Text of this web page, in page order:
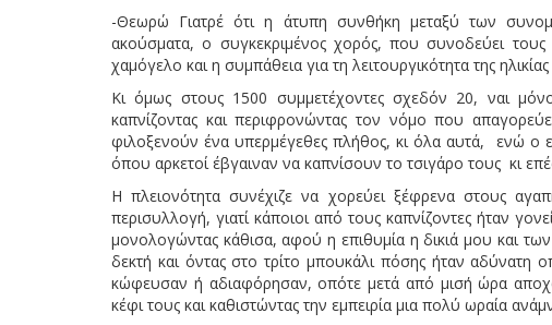
-Θεωρώ Γιατρέ ότι η άτυπη συνθήκη μεταξύ των
ακούσματα, ο συγκεκριμένος χορός, που συνοδεύει
χαμόγελο και η συμπάθεια για τη λειτουργικότητα της
Κι όμως στους 1500 συμμετέχοντες σχεδόν 20, ναι
καπνίζοντας και περιφρονώντας τον νόμο που
φιλοξενούν ένα υπερμέγεθες πλήθος, κι όλα αυτά, ενώ ο
όπου αρκετοί έβγαιναν να καπνίσουν το τσιγάρο τους κι
Η πλειονότητα συνέχιζε να χορεύει ξέφρενα στους
περισυλλογή, γιατί κάποιοι από τους καπνίζοντες ήταν
μονολογώντας κάθισα, αφού η επιθυμία η δικιά μου και
δεκτή και όντας στο τρίτο μπουκάλι πόσης ήταν
κώφευσαν ή αδιαφόρησαν, οπότε μετά από μισή ώρα
κέφι τους και καθιστώντας την εμπειρία μια πολύ ωραία